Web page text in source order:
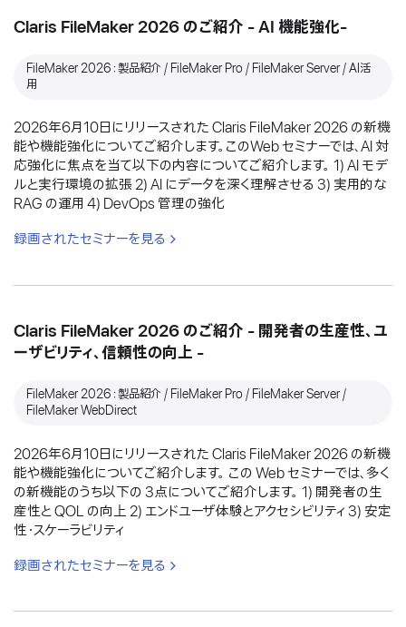
Claris FileMaker 2026 のご紹介 - AI 機能強化-
FileMaker 2026：製品紹介 / FileMaker Pro / FileMaker Server / AI活
用
2026年6月10日にリリースされた Claris FileMaker 2026 の新機
能や機能強化についてご紹介します。このWeb セミナーでは、AI 対
応強化に焦点を当て以下の内容についてご紹介します。 1) AI モデ
ルと実行環境の拡張 2) AI にデータを深く理解させる 3) 実用的な
RAG の運用 4) DevOps 管理の強化
録画されたセミナーを見る
Claris FileMaker 2026 のご紹介 - 開発者の生産性、ユ
ーザビリティ、信頼性の向上 -
FileMaker 2026：製品紹介 / FileMaker Pro / FileMaker Server /
FileMaker WebDirect
2026年6月10日にリリースされた Claris FileMaker 2026 の新機
能や機能強化についてご紹介します。 この Web セミナーでは、多く
の新機能のうち以下の 3点についてご紹介します。 1) 開発者の生
産性と QOL の向上 2) エンドユーザ体験とアクセシビリティ 3) 安定
性・スケーラビリティ
録画されたセミナーを見る